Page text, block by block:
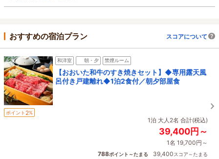
おすすめの宿泊プラン スコアについて
和洋室 朝・夕 禁煙ルーム
【おおいた和牛のすき焼きセット】◆専用露天風
呂付き戸建離れ◆1泊2食付／朝夕部屋食
ポイント 2%
1泊 大人2名 合計(税込)
39,400円～
1名 19,700円～
788ポイント～たまる 39,400スコア～たまる